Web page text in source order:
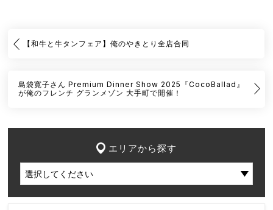
【和牛と牛タンフェア】俺のやきとり全店合同
島袋寛子さん Premium Dinner Show 2025『CocoBallad』
が俺のフレンチ グランメゾン 大手町で開催！
エリアから探す